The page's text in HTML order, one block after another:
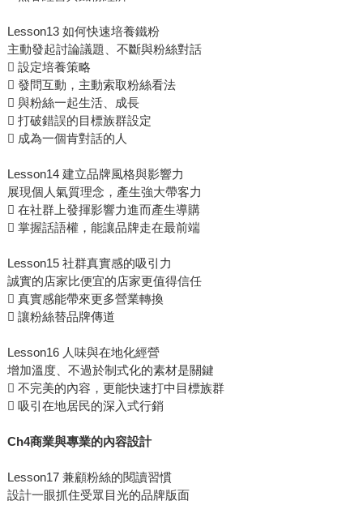
Lesson13 如何快速培養鐵粉
主動發起討論議題、不斷與粉絲對話
 設定培養策略
 發問互動，主動索取粉絲看法
 與粉絲一起生活、成長
 打破錯誤的目標族群設定
 成為一個肯對話的人
Lesson14 建立品牌風格與影響力
展現個人氣質理念，產生強大帶客力
 在社群上發揮影響力進而產生導購
 掌握話語權，能讓品牌走在最前端
Lesson15 社群真實感的吸引力
誠實的店家比便宜的店家更值得信任
 真實感能帶來更多營業轉換
 讓粉絲替品牌傳道
Lesson16 人味與在地化經營
增加溫度、不過於制式化的素材是關鍵
 不完美的內容，更能快速打中目標族群
 吸引在地居民的深入式行銷
Ch4商業與專業的內容設計
Lesson17 兼顧粉絲的閱讀習慣
設計一眼抓住受眾目光的品牌版面